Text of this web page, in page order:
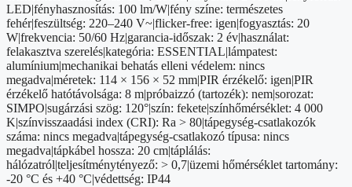
LED|fényhasznosítás: 100 lm/W|fény színe: természetes
fehér|feszültség: 220–240 V~|flicker-free: igen|fogyasztás: 20
W|frekvencia: 50/60 Hz|garancia-időszak: 2 év|használat:
felakasztva szerelés|kategória: ESSENTIAL|lámpatest:
alumínium|mechanikai behatás elleni védelem: nincs
megadva|méretek: 114 × 156 × 52 mm|PIR érzékelő: igen|PIR
érzékelő hatótávolsága: 8 m|próbaizzó (tartozék): nem|sorozat:
SIMPO|sugárzási szög: 120°|szín: fekete|színhőmérséklet: 4 000
K|színvisszaadási index (CRI): Ra > 80|tápegység-csatlakozók
száma: nincs megadva|tápegység-csatlakozó típusa: nincs
megadva|tápkábel hossza: 20 cm|táplálás:
hálózatról|teljesítménytényező: > 0,7|üzemi hőmérséklet tartomány:
-20 °C és +40 °C|védettség: IP44